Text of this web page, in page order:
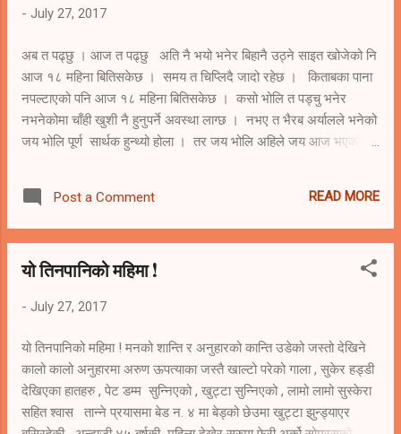
जसलाई मैले प्रे...
- July 27, 2017
अब त पढ्छु । आज त पढ्छु अति नै भयो भनेर बिहानै उठ्ने साइत खोजेको नि
आज १८ महिना बितिसकेछ । समय त चिप्लिदै जादो रहेछ । किताबका पाना
नपल्टाएको पनि आज १८ महिना बितिसकेछ । कसो भोलि त पड्चु भनेर
नभनेकोमा चाँही खुशी नै हुनुपर्ने अवस्था लाग्छ । नभए त भैरब अर्यालले भनेको
जय भोलि पूर्ण सार्थक हुन्थ्यो होला । तर जय भोलि अहिले जय आज भएको
जीवनमा जस्तै पढाइ मा पनि उतारचडाब हुनु स्वाभाबिक रहेछ । पढ्नु पनि
बानी रहेछ । बानी बिग्रिएपछी सुध्रिन गार्हो । म त पढ्ने मान्छे पो हो भन्ने
किनकी म कुनै खेल खेल्ने गहिरो अभिरुची पनि थिएन । म टाइम पास पनि
भैसक्यो । समय पाए भने त अबस्य पढ्छु भनेर गुल्मी जिल्ला अस्पतालमा भएको
Post a Comment READ MORE
यो तिनपानिको महिमा !
- July 27, 2017
यो तिनपानिको महिमा ! मनको शान्ति र अनुहारको कान्ति उडेको जस्तो देखिने
कालो कालो अनुहारमा अरुण ऊपत्याका जस्तै खाल्टो परेको गाला , सुकेर हड्डी
देखिएका हातहरु , पेट डम्म सुन्निएको , खुट्टा सुन्निएको , लामो लामो सुस्केरा
सहित श्वास तान्ने प्रयासमा बेड न. ४ मा बेड्को छेउमा खुट्टा झुन्ड्याएर